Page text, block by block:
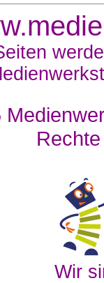
Wir